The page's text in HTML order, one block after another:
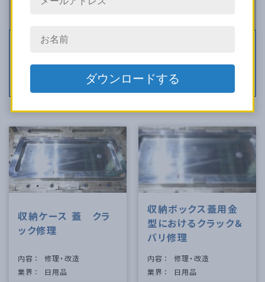
図面化 シボ加工
錆（サビ）修理 ガスヤニ除去・ガス逃げ対策
カジリ修理 破損修理
偏肉調整
金型改造 その他修理メンテ
収納ケース 蓋 クラ
ック修理
内容
修理・改造
業界
日用品
収納ボックス蓋用金
型におけるクラック＆
バリ修理
内容
修理・改造
業界
日用品